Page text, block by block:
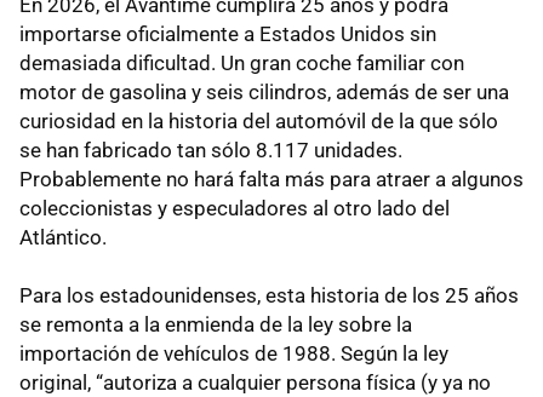
importarse oficialmente a Estados Unidos sin
demasiada dificultad. Un gran coche familiar con
motor de gasolina y seis cilindros, además de ser una
curiosidad en la historia del automóvil de la que sólo
se han fabricado tan sólo 8.117 unidades.
Probablemente no hará falta más para atraer a algunos
coleccionistas y especuladores al otro lado del
Atlántico.
Para los estadounidenses, esta historia de los 25 años
se remonta a la enmienda de la ley sobre la
importación de vehículos de 1988. Según la ley
original, “autoriza a cualquier persona física (y ya no